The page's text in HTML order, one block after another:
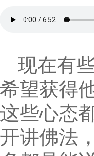
现在有
希望获得
这些心态
开讲佛法